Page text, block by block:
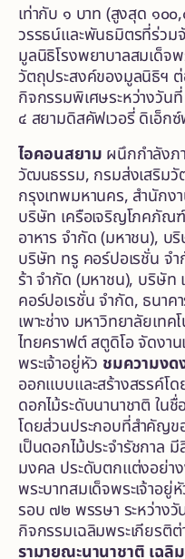
เท่ากับ ๑ บาท (สูงสุด ๑๐
วรรธน์และพันธมิตรที่ร่วม
มูลนิธิโรงพยาบาลสมเด็จ
วัตถุประสงค์ของมูลนิธิฯ
กิจกรรมพิเศษระหว่างวั
๔ สยามดิสคัฟเวอรี่ ดิเอ็ก
ไอคอนสยาม ผนึกกำลังภ
วัฒนธรรม, กรมส่งเสริม
กรุงเทพมหานคร, สำนัก
บริษัท เครือเจริญโภคภั
อาหาร จำกัด (มหาชน),
บริษัท ทรู คอร์ปอเรชั่น จ
ร้า จำกัด (มหาชน), บริษัท
คอร์ปอเรชั่น จำกัด, ธนา
เพาะช่าง มหาวิทยาลัยเท
ไทยคราฟต์ สตูดิโอ จัดงา
พระเจ้าอยู่หัว ชมความงด
ออกแบบและสร้างสรรค์
ดอกไม้ระดับนานาชาติ ในชื่
โดยส่วนประกอบที่สำคัญ
เป็นดอกไม้ประจำรัชกาล
มงคล ประดับตกแต่งอย่า
พระบาทสมเด็จพระเจ้าอยู่
รอบ ๗๒ พรรษา ระหว่าง
กิจกรรมเฉลิมพระเกียรติ
รามายณะนานาชาติ เฉลิ